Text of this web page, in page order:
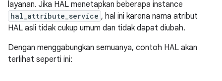
layanan. Jika HAL menetapkan beberapa instance
hal_attribute_service , hal ini karena nama atribut
HAL asli tidak cukup umum dan tidak dapat diubah.
Dengan menggabungkan semuanya, contoh HAL akan
terlihat seperti ini: